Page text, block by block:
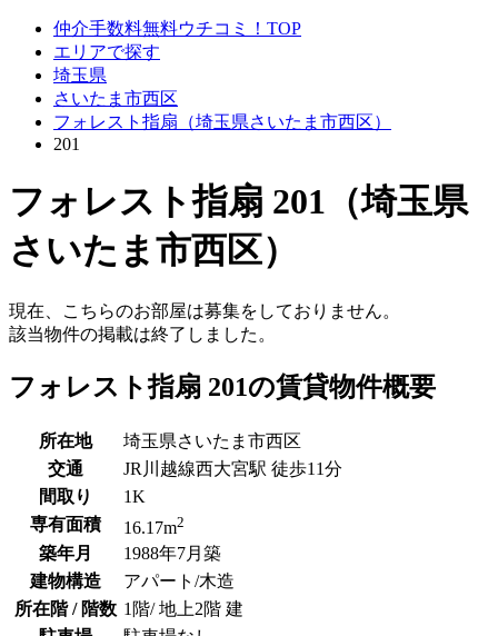
仲介手数料無料ウチコミ！TOP
エリアで探す
埼玉県
さいたま市西区
フォレスト指扇（埼玉県さいたま市西区）
201
フォレスト指扇 201（埼玉県
さいたま市西区）
現在、こちらのお部屋は募集をしておりません。
該当物件の掲載は終了しました。
フォレスト指扇 201の賃貸物件概要
所在地
埼玉県さいたま市西区
交通
JR川越線西大宮駅 徒歩11分
間取り
1K
専有面積
16.17m2
築年月
1988年7月築
建物構造
アパート/木造
所在階 / 階数 1階/ 地上2階 建